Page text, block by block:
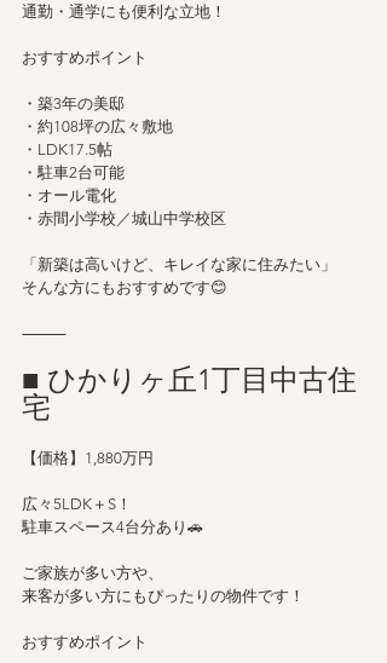
通勤・通学にも便利な立地！
おすすめポイント
・築3年の美邸
・約108坪の広々敷地
・LDK17.5帖
・駐車2台可能
・オール電化
・赤間小学校／城山中学校区
「新築は高いけど、キレイな家に住みたい」
そんな方にもおすすめです😊
⸻
■ ひかりヶ丘1丁目中古住
宅
【価格】1,880万円
広々5LDK＋S！
駐車スペース4台分あり🚗
ご家族が多い方や、
来客が多い方にもぴったりの物件です！
おすすめポイント